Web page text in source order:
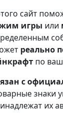
сайт
игры или
реально
по
с
знаки
их